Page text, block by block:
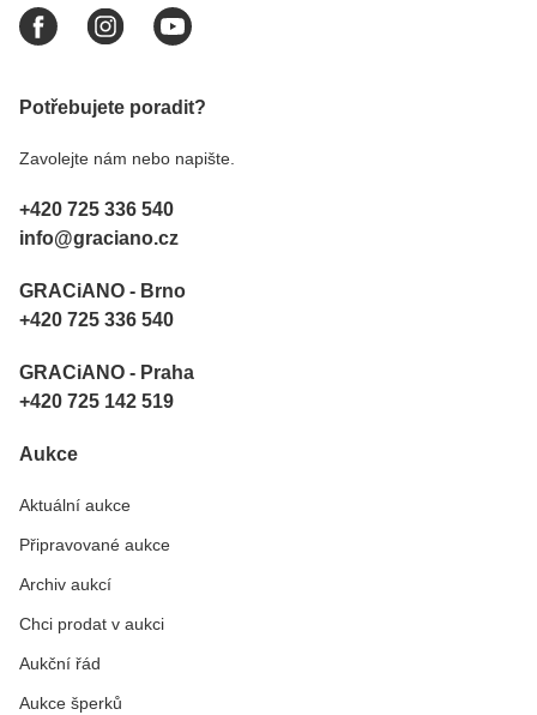
Potřebujete poradit?
Zavolejte nám nebo napište.
+420 725 336 540
info@graciano.cz
GRACiANO - Brno
+420 725 336 540
GRACiANO - Praha
+420 725 142 519
Aukce
Aktuální aukce
Připravované aukce
Archiv aukcí
Chci prodat v aukci
Aukční řád
Aukce šperků